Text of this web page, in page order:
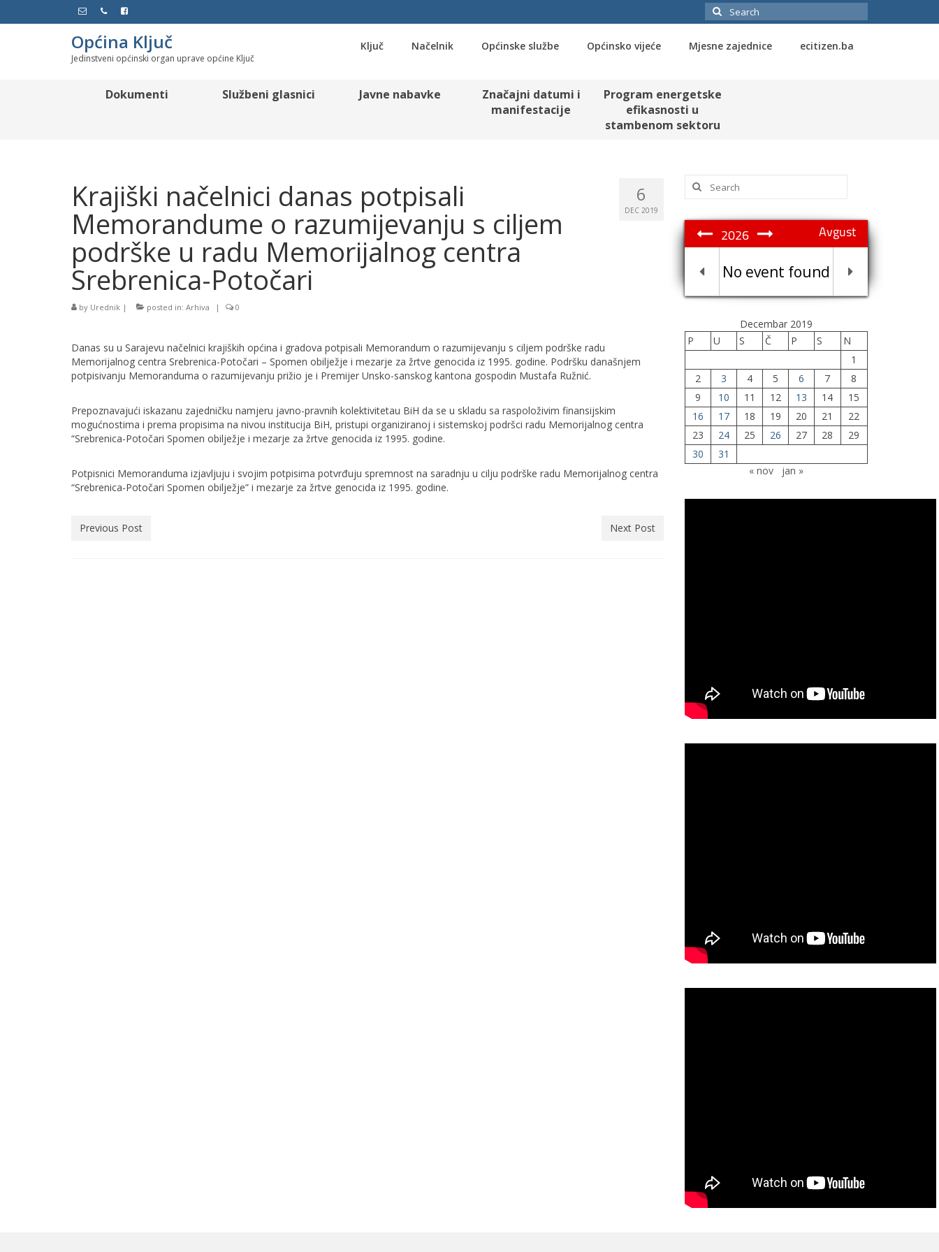
Search
for:
Općina Ključ
Jedinstveni općinski organ uprave općine Ključ
Ključ Načelnik Općinske službe Općinsko vijeće Mjesne zajednice ecitizen.ba
Dokumenti Službeni glasnici Javne nabavke
Značajni datumi i
manifestacije
Program energetske
efikasnosti u
stambenom sektoru
6
DEC 2019
Krajiški načelnici danas potpisali
Memorandume o razumijevanju s ciljem
podrške u radu Memorijalnog centra
Srebrenica-Potočari
by Urednik | posted in: Arhiva | 0
Danas su u Sarajevu načelnici krajiških općina i gradova potpisali Memorandum o razumijevanju s ciljem podrške radu
Memorijalnog centra Srebrenica-Potočari – Spomen obilježje i mezarje za žrtve genocida iz 1995. godine. Podršku današnjem
potpisivanju Memoranduma o razumijevanju prižio je i Premijer Unsko-sanskog kantona gospodin Mustafa Ružnić.
Prepoznavajući iskazanu zajedničku namjeru javno-pravnih kolektivitetau BiH da se u skladu sa raspoloživim finansijskim
mogućnostima i prema propisima na nivou institucija BiH, pristupi organiziranoj i sistemskoj podršci radu Memorijalnog centra
“Srebrenica-Potočari Spomen obilježje i mezarje za žrtve genocida iz 1995. godine.
Potpisnici Memoranduma izjavljuju i svojim potpisima potvrđuju spremnost na saradnju u cilju podrške radu Memorijalnog centra
“Srebrenica-Potočari Spomen obilježje” i mezarje za žrtve genocida iz 1995. godine.
Previous Post Next Post
Search
for:
Avgust
2026
No event found
Decembar 2019
P
U S Č P S
N
1
2
3 4 5 6 7
8
9
10 11 12 13 14
15
16
17 18 19 20 21
22
23
24 25 26 27 28
29
30
31
« nov
jan »